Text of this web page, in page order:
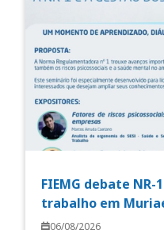
FIEMG debate
trabalho em
06/08/2026